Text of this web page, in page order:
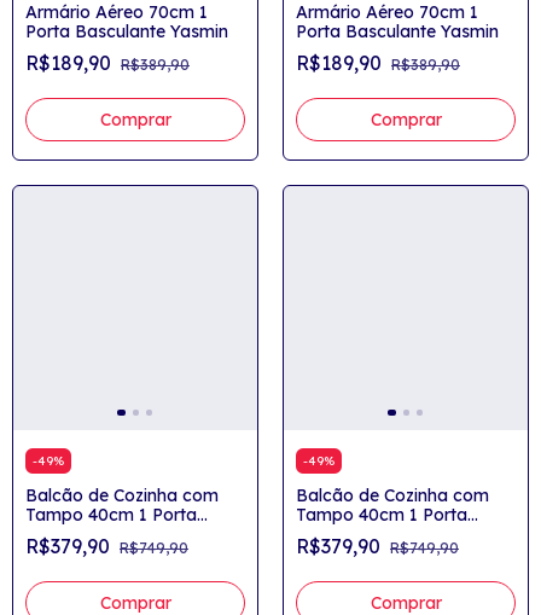
Armário Aéreo 70cm 1
Porta Basculante Yasmin
R$189,90 R$389,90
Comprar
Armário Aéreo 70cm 1
Porta Basculante Yasmin
R$189,90 R$389,90
Comprar
-49%
Balcão de Cozinha com
Tampo 40cm 1 Porta
Yasmin
R$379,90 R$749,90
Comprar
-49%
Balcão de Cozinha com
Tampo 40cm 1 Porta
Yasmin
R$379,90 R$749,90
Comprar